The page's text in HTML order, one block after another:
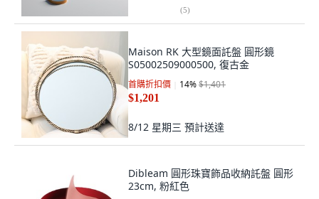
(5)
Maison RK 大型鏡面託盤 圓形鏡
S05002509000500, 復古金
首購折扣價 14%$1,401
$1,201
8/12 星期三 預計送達
Dibleam 圓形珠寶飾品收納託盤 圓形
23cm, 粉紅色